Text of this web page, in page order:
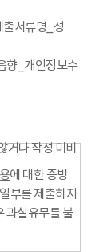
출서류명_성
향_개인정보수
거나 작성 미비
에 대한 증빙
부를 제출하지
과실유무를 불